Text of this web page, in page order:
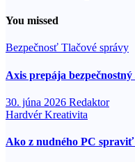
You missed
Bezpečnosť Tlačové správy
Axis prepája bezpečnostný
30. júna 2026 Redaktor
HardvérKreativita
Ako z nudného PC spraviť